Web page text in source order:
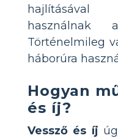
hajlításával
használnak
Történelmileg
háborúra
Hogyan
és íj?
Vessző és íj